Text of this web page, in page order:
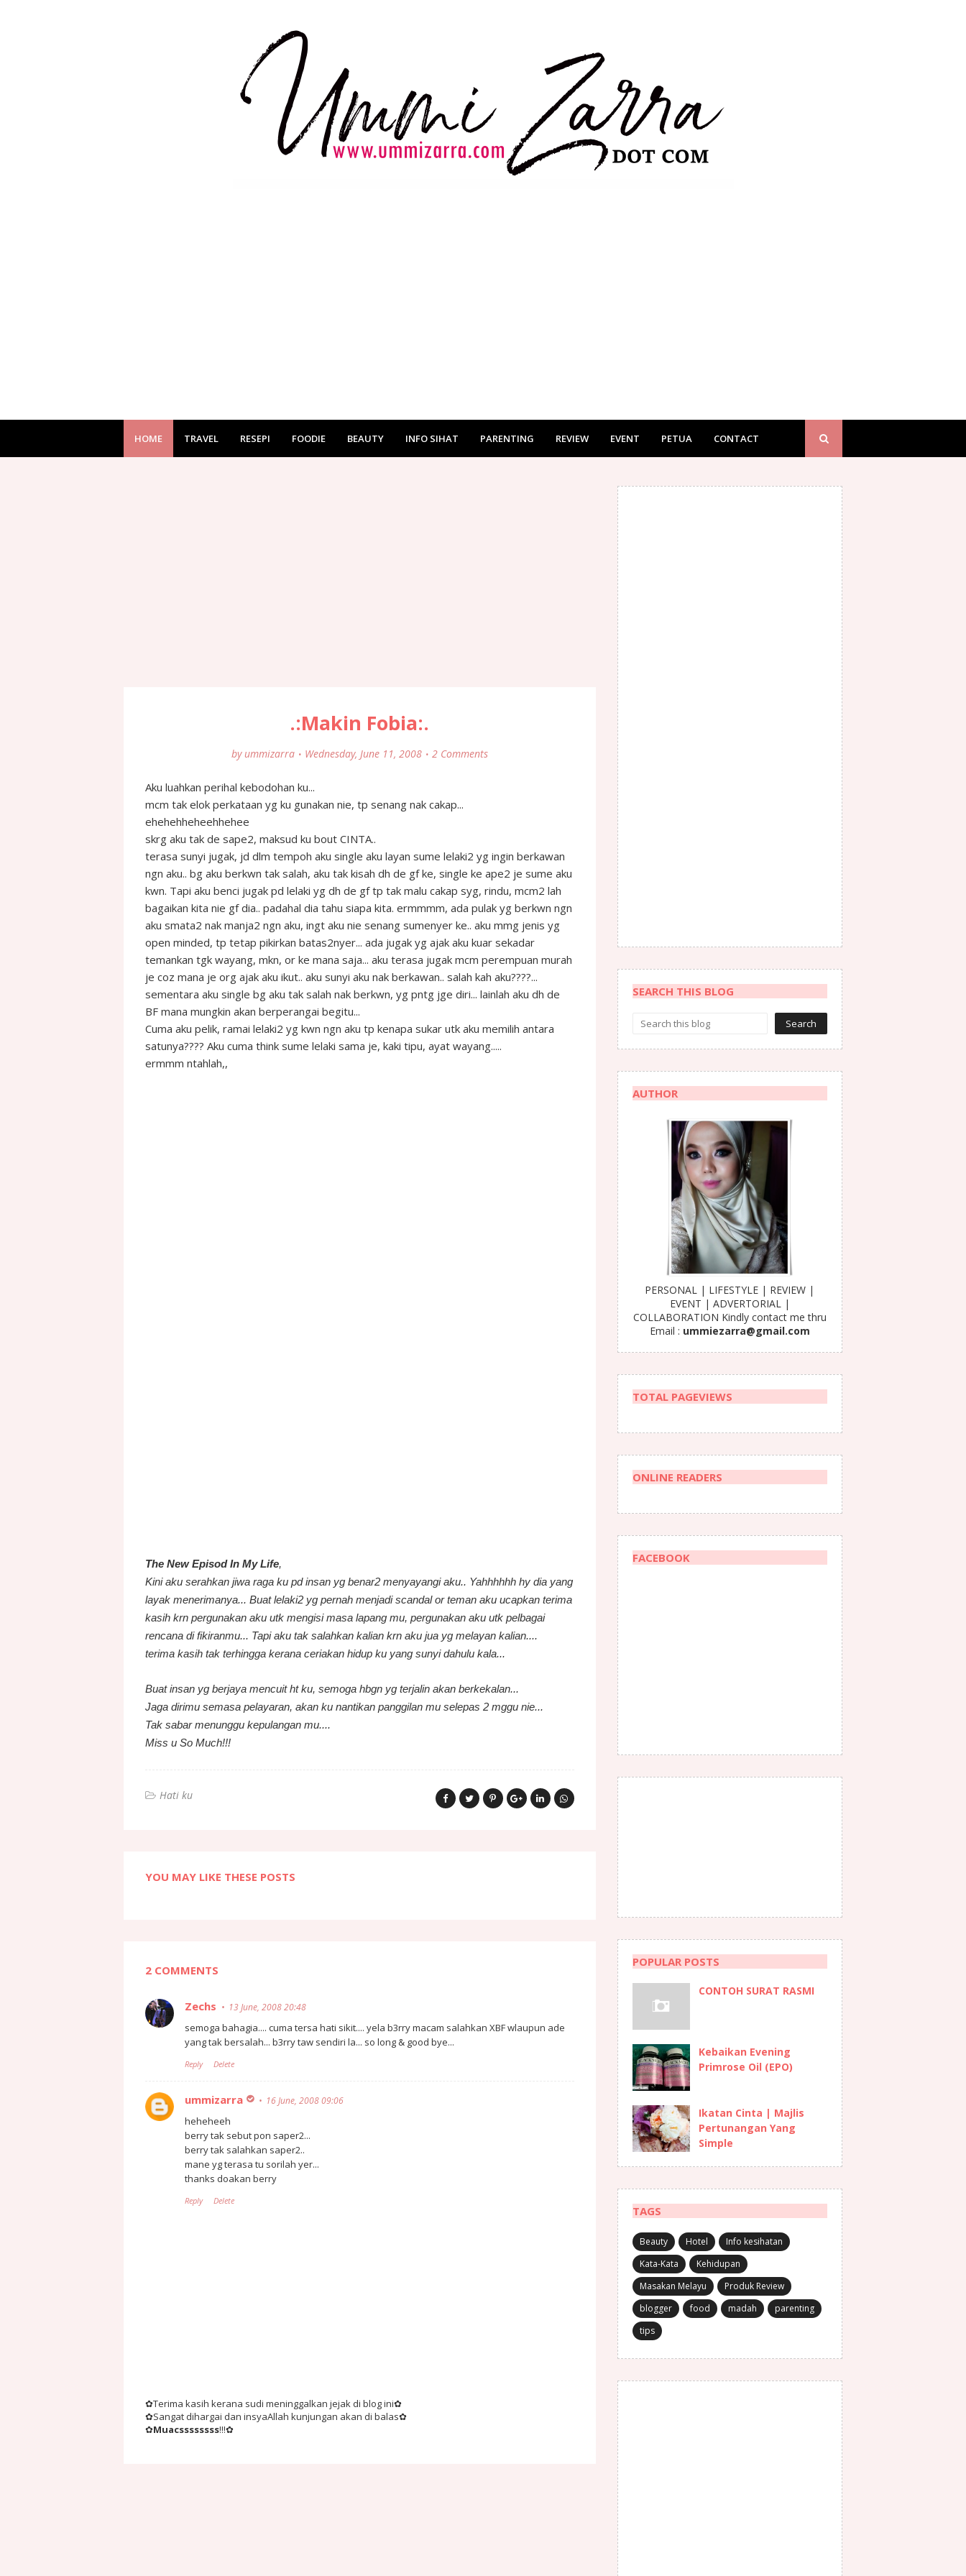
HOME TRAVEL RESEPI FOODIE BEAUTY INFO SIHAT PARENTING REVIEW EVENT PETUA CONTACT
.:Makin Fobia:.
by ummizarra Wednesday, June 11, 2008 2 Comments
Aku luahkan perihal kebodohan ku...
mcm tak elok perkataan yg ku gunakan nie, tp senang nak cakap...
ehehehheheehhehee
skrg aku tak de sape2, maksud ku bout CINTA..
terasa sunyi jugak, jd dlm tempoh aku single aku layan sume lelaki2 yg ingin berkawan
ngn aku.. bg aku berkwn tak salah, aku tak kisah dh de gf ke, single ke ape2 je sume aku
kwn. Tapi aku benci jugak pd lelaki yg dh de gf tp tak malu cakap syg, rindu, mcm2 lah
bagaikan kita nie gf dia.. padahal dia tahu siapa kita. ermmmm, ada pulak yg berkwn ngn
aku smata2 nak manja2 ngn aku, ingt aku nie senang sumenyer ke.. aku mmg jenis yg
open minded, tp tetap pikirkan batas2nyer... ada jugak yg ajak aku kuar sekadar
temankan tgk wayang, mkn, or ke mana saja... aku terasa jugak mcm perempuan murah
je coz mana je org ajak aku ikut.. aku sunyi aku nak berkawan.. salah kah aku????...
sementara aku single bg aku tak salah nak berkwn, yg pntg jge diri... lainlah aku dh de
BF mana mungkin akan berperangai begitu...
Cuma aku pelik, ramai lelaki2 yg kwn ngn aku tp kenapa sukar utk aku memilih antara
satunya???? Aku cuma think sume lelaki sama je, kaki tipu, ayat wayang.....
ermmm ntahlah,,
The New Episod In My Life,
Kini aku serahkan jiwa raga ku pd insan yg benar2 menyayangi aku.. Yahhhhhh hy dia yang
layak menerimanya... Buat lelaki2 yg pernah menjadi scandal or teman aku ucapkan terima
kasih krn pergunakan aku utk mengisi masa lapang mu, pergunakan aku utk pelbagai
rencana di fikiranmu... Tapi aku tak salahkan kalian krn aku jua yg melayan kalian....
terima kasih tak terhingga kerana ceriakan hidup ku yang sunyi dahulu kala...
Buat insan yg berjaya mencuit ht ku, semoga hbgn yg terjalin akan berkekalan...
Jaga dirimu semasa pelayaran, akan ku nantikan panggilan mu selepas 2 mggu nie...
Tak sabar menunggu kepulangan mu....
Miss u So Much!!!
Hati ku
YOU MAY LIKE THESE POSTS
2 COMMENTS
Zechs 13 June, 2008 20:48
semoga bahagia.... cuma tersa hati sikit.... yela b3rry macam salahkan XBF wlaupun ade
yang tak bersalah... b3rry taw sendiri la... so long & good bye...
Reply Delete
ummizarra 16 June, 2008 09:06
heheheeh
berry tak sebut pon saper2...
berry tak salahkan saper2..
mane yg terasa tu sorilah yer...
thanks doakan berry
Reply Delete
✿Terima kasih kerana sudi meninggalkan jejak di blog ini✿
✿Sangat dihargai dan insyaAllah kunjungan akan di balas✿
✿Muacssssssss!!!✿
SEARCH THIS BLOG
AUTHOR
PERSONAL | LIFESTYLE | REVIEW |
EVENT | ADVERTORIAL |
COLLABORATION Kindly contact me thru
Email : ummiezarra@gmail.com
TOTAL PAGEVIEWS
ONLINE READERS
FACEBOOK
POPULAR POSTS
CONTOH SURAT RASMI
Kebaikan Evening
Primrose Oil (EPO)
Ikatan Cinta | Majlis
Pertunangan Yang
Simple
TAGS
Beauty Hotel
Info kesihatan
Kata-Kata
Kehidupan
Masakan Melayu
Produk Review
blogger
food madah
parenting
tips